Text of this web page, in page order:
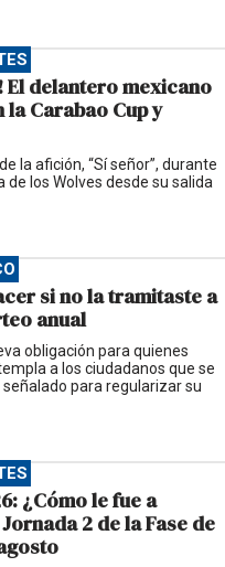
El delantero mexicano
Carabao Cup y
la afición, “Sí señor”, durante
los Wolves desde su salida
si no la tramitaste a
anual
obligación para quienes
a los ciudadanos que se
para regularizar su
¿Cómo le fue a
2 de la Fase de